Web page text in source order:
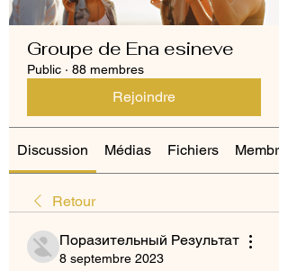
Groupe de Ena esineve
Public · 88 membres
Rejoindre
Discussion Médias Fichiers Membres
Retour
Поразительный Результат
8 septembre 2023